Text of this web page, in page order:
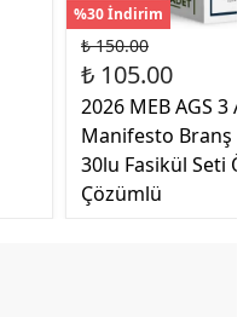
%30 İndirim
₺ 150.00
₺ 105.00
2026 MEB AGS 3
Manifesto Branş
30lu Fasikül Seti
Çözümlü